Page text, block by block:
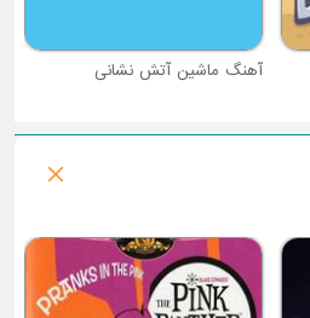
فصل 2 : من گروت هستم